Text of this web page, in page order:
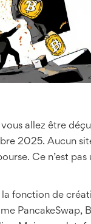
vous allez être
2025. Aucun
Ce n’est pas
fonction de
PancakeSwap,